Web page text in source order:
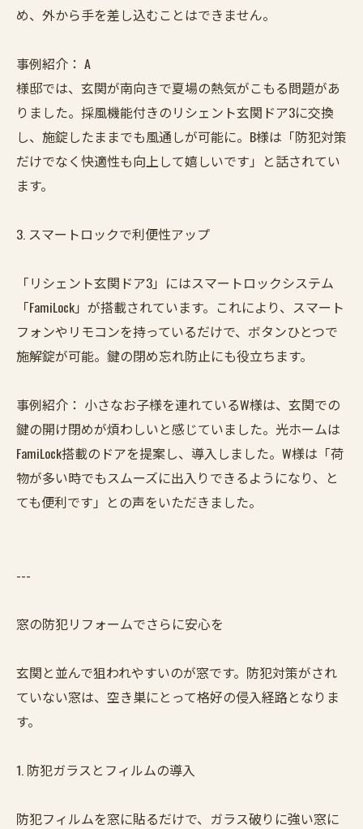
め、外から手を差し込むことはできません。
事例紹介： A
様邸では、玄関が南向きで夏場の熱気がこもる問題があ
りました。採風機能付きのリシェント玄関ドア3に交換
し、施錠したままでも風通しが可能に。B様は「防犯対策
だけでなく快適性も向上して嬉しいです」と話されてい
ます。
3. スマートロックで利便性アップ
「リシェント玄関ドア3」にはスマートロックシステム
「FamiLock」が搭載されています。これにより、スマート
フォンやリモコンを持っているだけで、ボタンひとつで
施解錠が可能。鍵の閉め忘れ防止にも役立ちます。
事例紹介： 小さなお子様を連れているW様は、玄関での
鍵の開け閉めが煩わしいと感じていました。光ホームは
FamiLock搭載のドアを提案し、導入しました。W様は「荷
物が多い時でもスムーズに出入りできるようになり、と
ても便利です」との声をいただきました。
---
窓の防犯リフォームでさらに安心を
玄関と並んで狙われやすいのが窓です。防犯対策がされ
ていない窓は、空き巣にとって格好の侵入経路となりま
す。
1. 防犯ガラスとフィルムの導入
防犯フィルムを窓に貼るだけで、ガラス破りに強い窓に